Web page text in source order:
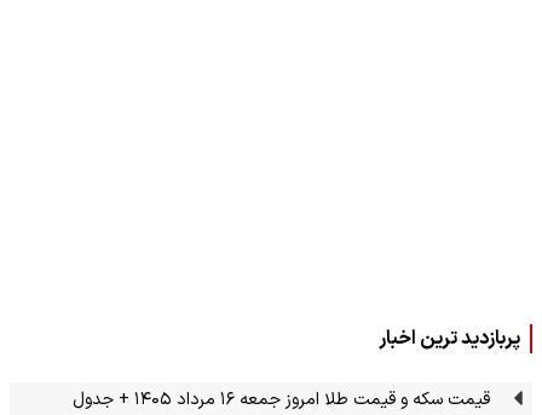
پربازدید ترین اخبار
قیمت سکه و قیمت طلا امروز جمعه ۱۶ مرداد ۱۴۰۵ + جدول